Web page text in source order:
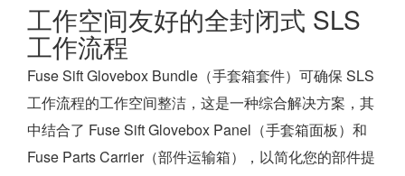
工作空间友好的全封闭式 SLS
工作流程
Fuse Sift Glovebox Bundle（手套箱套件）可确保 SLS
工作流程的工作空间整洁，这是一种综合解决方案，其
中结合了 Fuse Sift Glovebox Panel（手套箱面板）和
Fuse Parts Carrier（部件运输箱），以简化您的部件提